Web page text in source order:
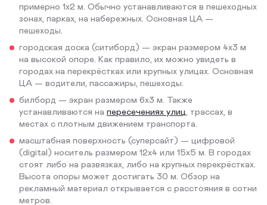
примерно 1х2 м. Обычно устанавливаются в пешеходных
зонах, парках, на набережных. Основная ЦА —
пешеходы.
городская доска (ситиборд) — экран размером 4х3 м
на высокой опоре. Как правило, их можно увидеть в
городах на перекрёстках или крупных улицах. Основная
ЦА — водители, пассажиры, пешеходы.
билборд — экран размером 6х3 м. Также
устанавливаются на пересечениях улиц , трассах, в
местах с плотным движением транспорта.
масштабная поверхность (суперсайт) — цифровой
(digital) носитель размером 12х4 или 15х5 м. В городах
стоят либо на развязках, либо на крупных перекрёстках.
Высота опоры может достигать 30 м. Обзор на
рекламный материал открывается с расстояния в сотни
метров.